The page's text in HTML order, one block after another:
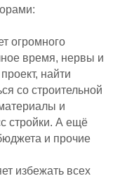
огромного
время, нервы и
найти
со строительной
и
стройки. А ещё
и прочие
избежать всех